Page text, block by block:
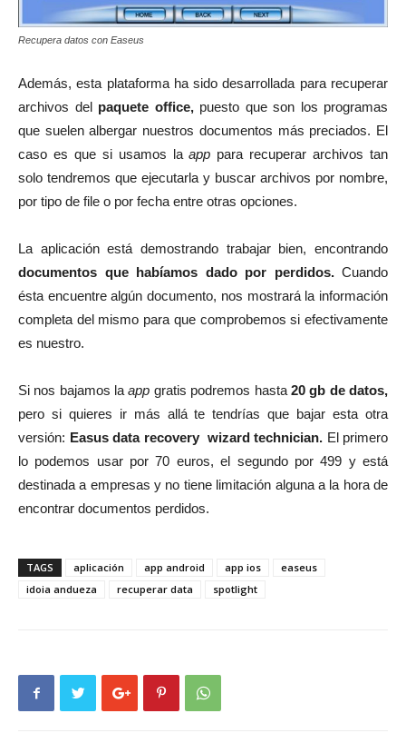
Recupera datos con Easeus
Además, esta plataforma ha sido desarrollada para recuperar
archivos del paquete office,puesto que son los programas
que suelen albergar nuestros documentos más preciados. El
caso es que si usamos laapp para recuperar archivos tan
solo tendremos que ejecutarla y buscar archivos por nombre,
por tipo de file o por fecha entre otras opciones.
La aplicación está demostrando trabajar bien, encontrando
documentos que habíamos dado por perdidos.Cuando
ésta encuentre algún documento, nos mostrará la información
completa del mismo para que comprobemos si efectivamente
es nuestro.
Si nos bajamos laapp gratis podremos hasta20 gb de datos,
pero si quieres ir más allá te tendrías que bajar esta otra
versión: Easus data recovery wizard technician. El primero
lo podemos usar por 70 euros, el segundo por 499 y está
destinada a empresas y no tiene limitación alguna a la hora de
encontrar documentos perdidos.
TAGS aplicación app android app ios
easeus
idoia andueza
recuperar data spotlight